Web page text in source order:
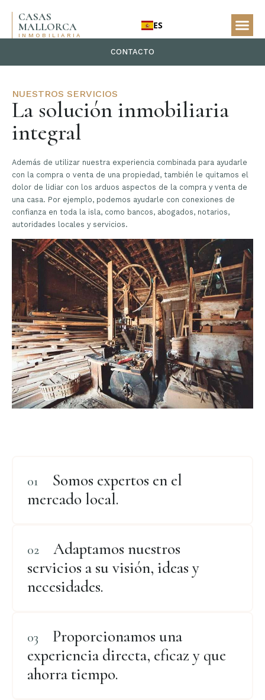
CASAS
MALLORCA
INMOBILIARIA
ES
CONTACTO
NUESTROS SERVICIOS
La solución inmobiliaria
integral
Además de utilizar nuestra experiencia combinada para ayudarle
con la compra o venta de una propiedad, también le quitamos el
dolor de lidiar con los arduos aspectos de la compra y venta de
una casa. Por ejemplo, podemos ayudarle con conexiones de
confianza en toda la isla, como bancos, abogados, notarios,
autoridades locales y servicios.
Somos expertos en el
mercado local.
Adaptamos nuestros
servicios a su visión, ideas y
necesidades.
Proporcionamos una
experiencia directa, eficaz y que
ahorra tiempo.